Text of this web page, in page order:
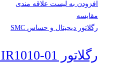
افزودن به لیست علاقه مندی
مقایسه
رگلاتور دیجیتال و حساس SMC
رگلاتور SMC IR1010-01